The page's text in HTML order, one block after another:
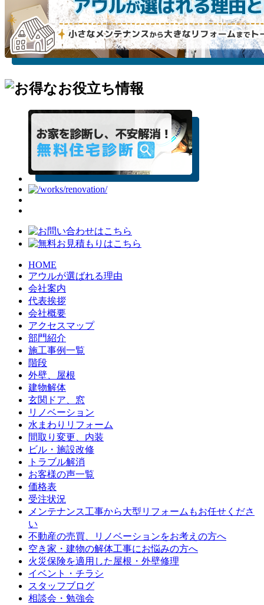
HOME
アウルが選ばれる理由
会社案内
代表挨拶
会社概要
アクセスマップ
部門紹介
施工事例一覧
階段
外壁、屋根
建物解体
玄関ドア、窓
リノベーション
水まわりリフォーム
間取り変更、内装
ビル・施設改修
トラブル解消
お客様の声一覧
価格表
受注状況
メンテナンス工事から大型リフォームもお任せくださ
い
不動産の売買、リノベーションをお考えの方へ
空き家・建物の解体工事にお悩みの方へ
火災保険を適用した屋根・外壁修理
イベント・チラシ
スタッフブログ
相談会・勉強会